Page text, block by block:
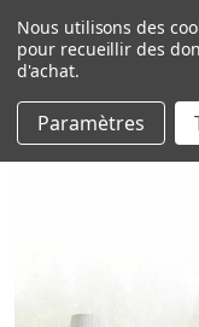
Nous utilisons des
pour recueillir des
d'achat.
Paramètres